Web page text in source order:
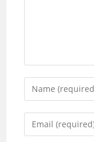
Enter
your
name
Enter
your